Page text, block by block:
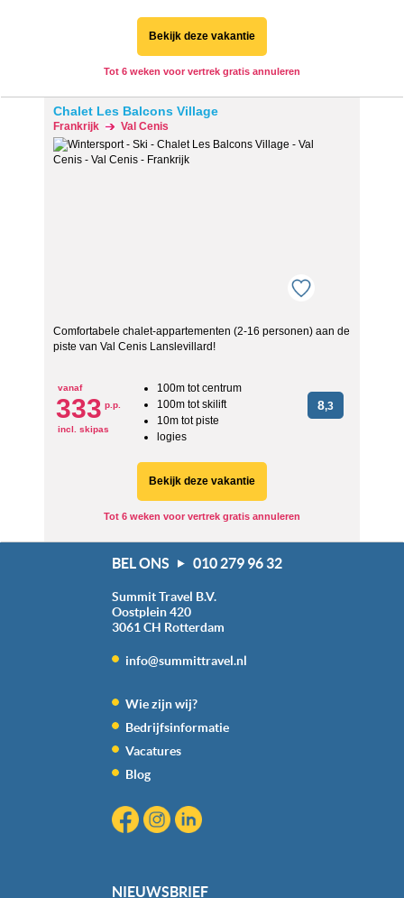
Bekijk deze vakantie
Tot 6 weken voor vertrek gratis annuleren
Chalet Les Balcons Village
Frankrijk Val Cenis
Comfortabele chalet-appartementen (2-16 personen) aan de
piste van Val Cenis Lanslevillard!
vanaf
333 p.p.
incl. skipas
100m tot centrum
100m tot skilift
10m tot piste
logies
8,3
Bekijk deze vakantie
Tot 6 weken voor vertrek gratis annuleren
BEL ONS 010 279 96 32
Summit Travel B.V.
Oostplein 420
3061 CH Rotterdam
info@summittravel.nl
Wie zijn wij?
Bedrijfsinformatie
Vacatures
Blog
NIEUWSBRIEF